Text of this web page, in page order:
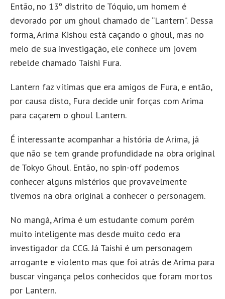
Então, no 13º distrito de Tóquio, um homem é
devorado por um ghoul chamado de “Lantern”. Dessa
forma, Arima Kishou está caçando o ghoul, mas no
meio de sua investigação, ele conhece um jovem
rebelde chamado Taishi Fura.
Lantern faz vítimas que era amigos de Fura, e então,
por causa disto, Fura decide unir forças com Arima
para caçarem o ghoul Lantern.
É interessante acompanhar a história de Arima, já
que não se tem grande profundidade na obra original
de Tokyo Ghoul. Então, no spin-off podemos
conhecer alguns mistérios que provavelmente
tivemos na obra original a conhecer o personagem.
No mangá, Arima é um estudante comum porém
muito inteligente mas desde muito cedo era
investigador da CCG. Já Taishi é um personagem
arrogante e violento mas que foi atrás de Arima para
buscar vingança pelos conhecidos que foram mortos
por Lantern.